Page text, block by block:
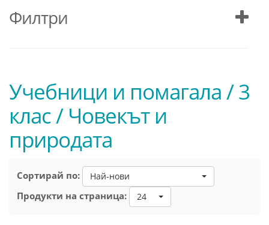
Филтри
Учебници и помагала / 3
клас / Човекът и
природата
Сортирай по: Най-нови
Продукти на страница: 24